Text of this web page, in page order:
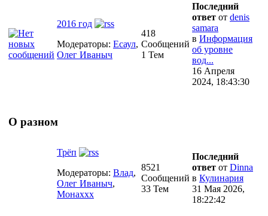
2016 год
Модераторы: Есаул,
Олег Иваныч
418
Сообщений
1 Тем
Последний
ответ от denis
samara
в Информация
об уровне
вод...
16 Апреля
2024, 18:43:30
О разном
Трёп
Модераторы: Влад,
Олег Иваныч,
Монаххх
8521
Сообщений
33 Тем
Последний
ответ от Dinna
в Кулинария
31 Мая 2026,
18:22:42